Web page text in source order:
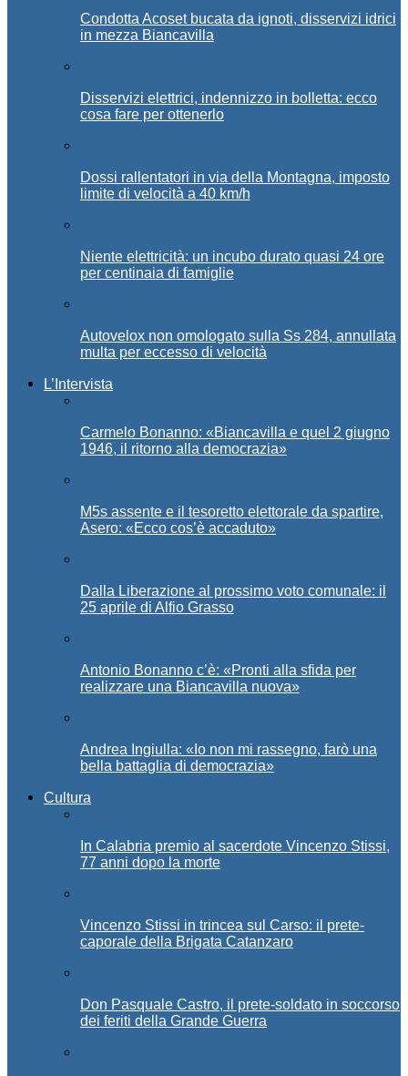
Condotta Acoset bucata da ignoti, disservizi idrici
in mezza Biancavilla
Disservizi elettrici, indennizzo in bolletta: ecco
cosa fare per ottenerlo
Dossi rallentatori in via della Montagna, imposto
limite di velocità a 40 km/h
Niente elettricità: un incubo durato quasi 24 ore
per centinaia di famiglie
Autovelox non omologato sulla Ss 284, annullata
multa per eccesso di velocità
L’Intervista
Carmelo Bonanno: «Biancavilla e quel 2 giugno
1946, il ritorno alla democrazia»
M5s assente e il tesoretto elettorale da spartire,
Asero: «Ecco cos’è accaduto»
Dalla Liberazione al prossimo voto comunale: il
25 aprile di Alfio Grasso
Antonio Bonanno c’è: «Pronti alla sfida per
realizzare una Biancavilla nuova»
Andrea Ingiulla: «Io non mi rassegno, farò una
bella battaglia di democrazia»
Cultura
In Calabria premio al sacerdote Vincenzo Stissi,
77 anni dopo la morte
Vincenzo Stissi in trincea sul Carso: il prete-
caporale della Brigata Catanzaro
Don Pasquale Castro, il prete-soldato in soccorso
dei feriti della Grande Guerra